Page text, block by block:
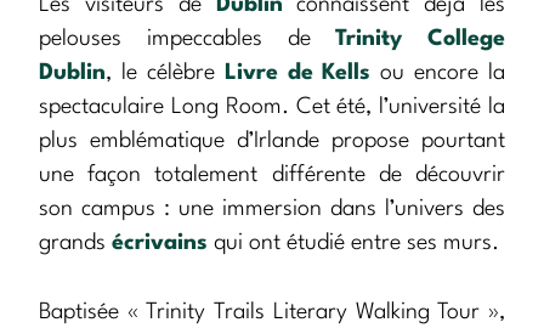
Les visiteurs de Dublin connaissent déjà les
pelouses impeccables deTrinity College
Dublin, le célèbre Livre de Kells ou encore la
spectaculaire Long Room. Cet été, l’université la
plus emblématique d’Irlande propose pourtant
une façon totalement différente de découvrir
son campus : une immersion dans l’univers des
grands écrivains qui ont étudié entre ses murs.
Baptisée « Trinity Trails Literary Walking Tour »,